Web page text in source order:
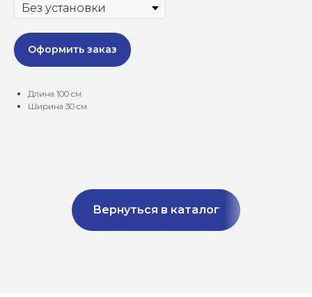
Оформить заказ
Длина 100 см
Ширина 30 см
Вернуться в каталог